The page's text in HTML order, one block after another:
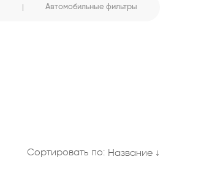
Автомобильные фильтры
Сортировать по: Название ↓